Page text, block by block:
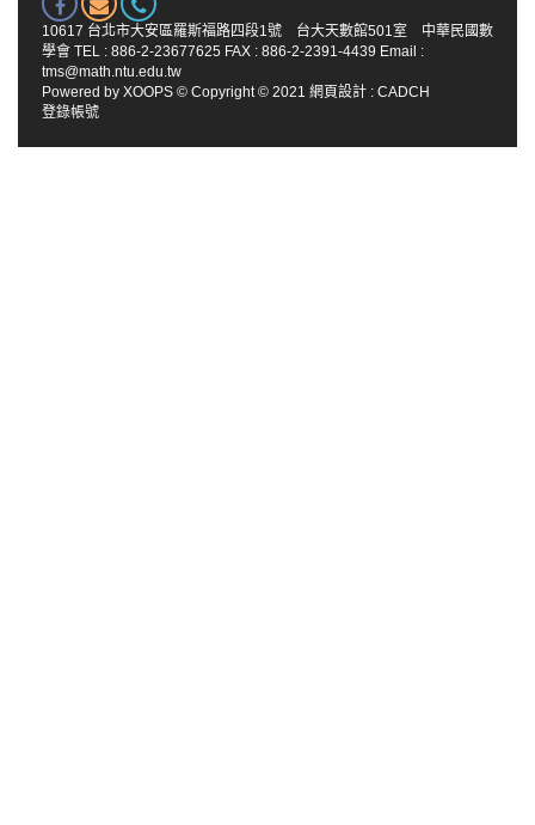
10617 台北市大安區羅斯福路四段1號 台大天數館501室 中華民國數
學會 TEL : 886-2-23677625 FAX : 886-2-2391-4439 Email :
tms@math.ntu.edu.tw
Powered by XOOPS © Copyright © 2021 網頁設計 : CADCH
登錄帳號